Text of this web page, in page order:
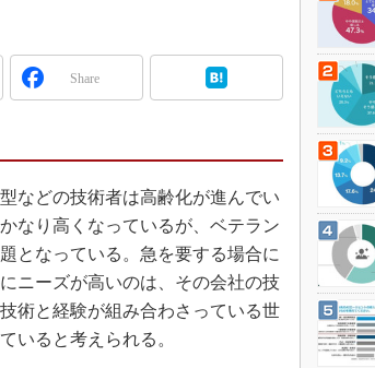
工場EXPO
プンネット展
Windows Embedded
車載ソフト開発
3Dプリンタ
デジタルツインとCAE
S＆OP
インダストリー4.0
イノベーション
Share
などの技術者は高齢化が進んでい
なり高くなっているが、ベテラン
となっている。急を要する場合に
ニーズが高いのは、その会社の技
術と経験が組み合わさっている世
いると考えられる。